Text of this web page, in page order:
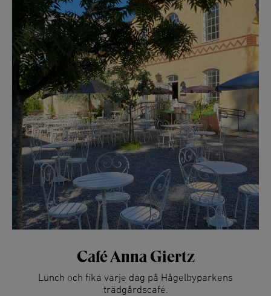
Café Anna Giertz
Lunch och fika varje dag på Hågelbyparkens
trädgårdscafé.